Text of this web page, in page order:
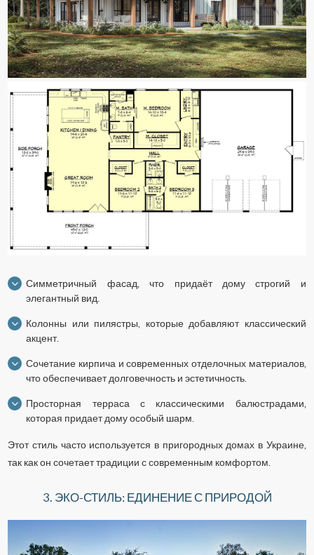
Симметричный фасад, что придаёт дому строгий и
элегантный вид.
Колонны или пилястры, которые добавляют классический
акцент.
Сочетание кирпича и современных отделочных материалов,
что обеспечивает долговечность и эстетичность.
Просторная терраса с классическими балюстрадами,
которая придает дому особый шарм.
Этот стиль часто используется в пригородных домах в Украине,
так как он сочетает традиции с современным комфортом.
3. ЭКО-СТИЛЬ: ЕДИНЕНИЕ С ПРИРОДОЙ